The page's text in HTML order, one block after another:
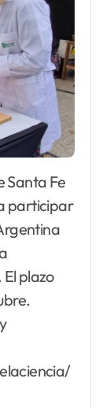
participar
plazo